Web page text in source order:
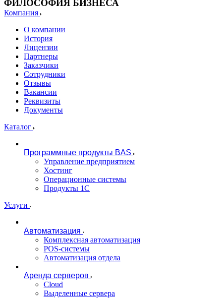
ФИЛОСОФИЯ БИЗНЕСА
Компания
О компании
История
Лицензии
Партнеры
Заказчики
Сотрудники
Отзывы
Вакансии
Реквизиты
Документы
Каталог
Программные продукты BAS
Управление предприятием
Хостинг
Операционные системы
Продукты 1С
Услуги
Автоматизация
Комплексная автоматизация
POS-системы
Автоматизация отдела
Аренда серверов
Cloud
Выделенные сервера